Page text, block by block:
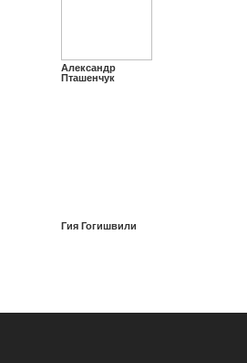
Александр
Пташенчук
Гия Гогишвили